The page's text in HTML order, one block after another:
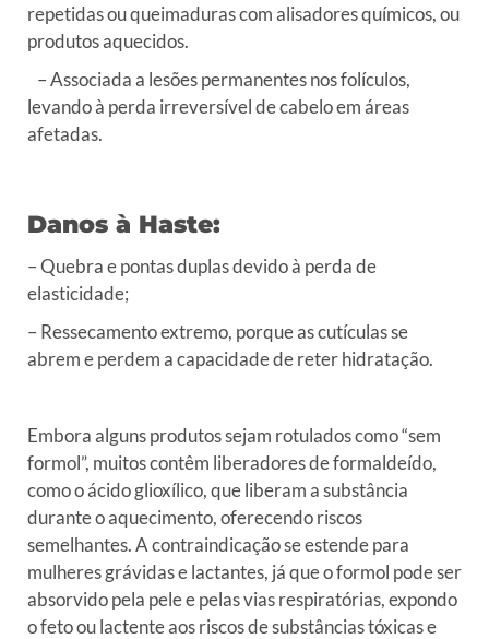
repetidas ou queimaduras com alisadores químicos, ou
produtos aquecidos.
– Associada a lesões permanentes nos folículos,
levando à perda irreversível de cabelo em áreas
afetadas.
Danos à Haste:
– Quebra e pontas duplas devido à perda de
elasticidade;
– Ressecamento extremo, porque as cutículas se
abrem e perdem a capacidade de reter hidratação.
Embora alguns produtos sejam rotulados como “sem
formol”, muitos contêm liberadores de formaldeído,
como o ácido glioxílico, que liberam a substância
durante o aquecimento, oferecendo riscos
semelhantes.A contraindicação se estende para
mulheres grávidas e lactantes, já que o formol pode ser
absorvido pela pele e pelas vias respiratórias, expondo
o feto ou lactente aos riscos de substâncias tóxicas e